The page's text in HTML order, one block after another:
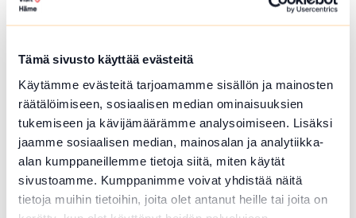
Tämä sivusto käyttää evästeitä
Käytämme evästeitä tarjoamamme sisällön ja mainosten
räätälöimiseen, sosiaalisen median ominaisuuksien
tukemiseen ja kävijämäärämme analysoimiseen. Lisäksi
jaamme sosiaalisen median, mainosalan ja analytiikka-
alan kumppaneillemme tietoja siitä, miten käytät
sivustoamme. Kumppanimme voivat yhdistää näitä
tietoja muihin tietoihin, joita olet antanut heille tai joita on
Härkätien museon uudistettu näyttely on
Lue lisää tapahtumasta Härkätien museon